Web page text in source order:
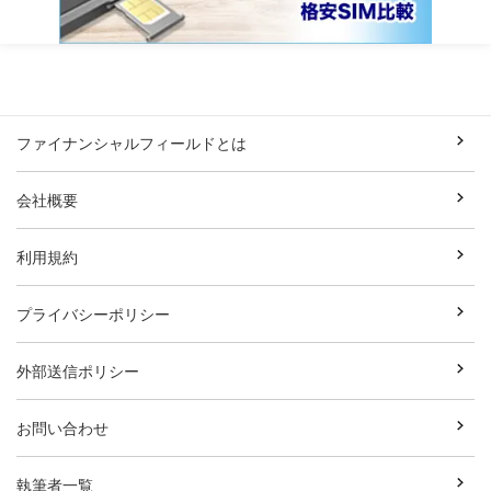
ファイナンシャルフィールドとは
会社概要
利用規約
プライバシーポリシー
外部送信ポリシー
お問い合わせ
執筆者一覧